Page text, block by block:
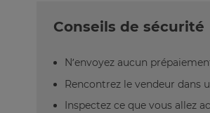
Conseils de sécurité
N’envoyez aucun
Rencontrez le vendeur dans
Inspectez ce que vous allez